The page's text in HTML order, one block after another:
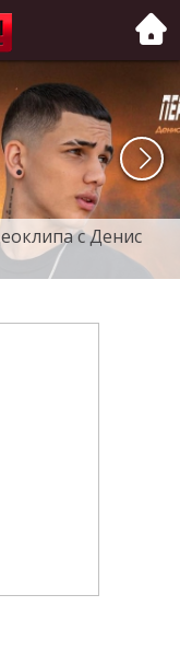
с Денис